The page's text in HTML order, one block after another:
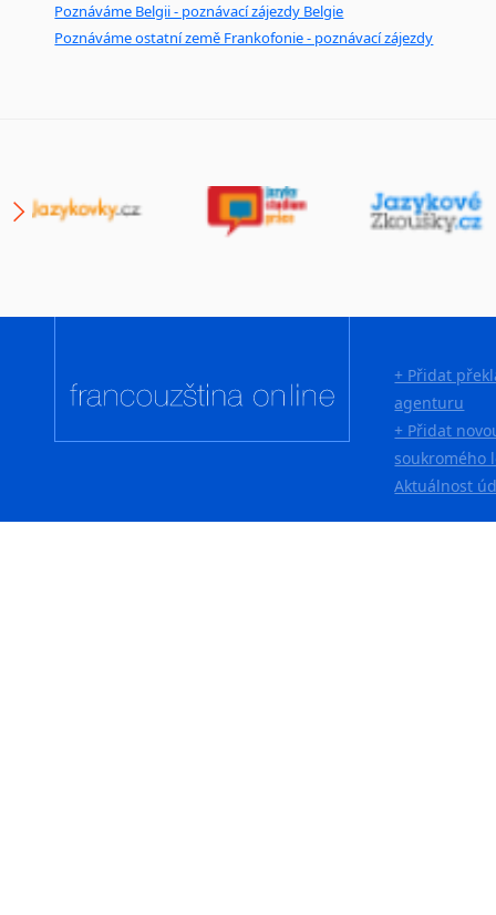
Poznáváme Belgii - poznávací zájezdy Belgie
Poznáváme ostatní země Frankofonie - poznávací zájezdy
+ Přidat
agenturu
+ Přidat
soukromého
Aktuálnost